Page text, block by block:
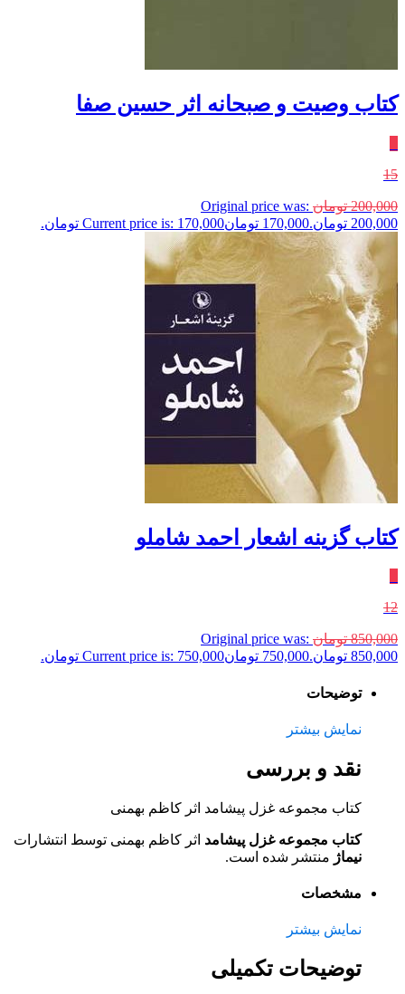
کتاب وصیت و صبحانه اثر حسین صفا
15
200,000 تومان Original price was:
200,000 تومان.
170,000 تومانCurrent price is: 170,000 تومان.
کتاب گزینه اشعار احمد شاملو
12
850,000 تومان Original price was:
850,000 تومان.
750,000 تومانCurrent price is: 750,000 تومان.
توضیحات
نمایش بیشتر
نقد و بررسی
کتاب مجموعه غزل پیشامد اثر کاظم بهمنی
کتاب مجموعه غزل پیشامد اثر کاظم بهمنی توسط انتشارات
نیماژ منتشر شده است.
مشخصات
نمایش بیشتر
توضیحات تکمیلی